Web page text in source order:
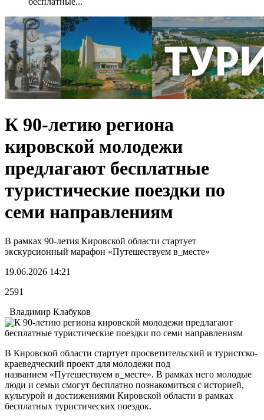
К 90-летию региона
кировской молодежи
предлагают бесплатные
туристические поездки по
семи направлениям
В рамках 90-летия Кировской области стартует
экскурсионный марафон «Путешествуем в_месте»
19.06.2026 14:21
2591
Владимир Клабуков
В Кировской области стартует просветительский и туристско-
краеведческий проект для молодежи под
названием «Путешествуем в_месте». В рамках него молодые
люди и семьи смогут бесплатно познакомиться с историей,
культурой и достижениями Кировской области в рамках
бесплатных туристических поездок.